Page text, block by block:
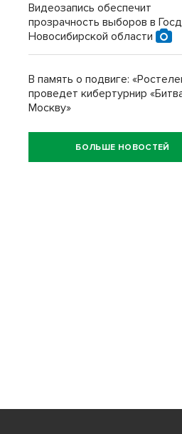
Видеозапись обеспечит
прозрачность выборов в
Новосибирской области
В память о подвиге:
проведет кибертурнир
Москву»
БОЛЬШЕ НОВОСТЕЙ